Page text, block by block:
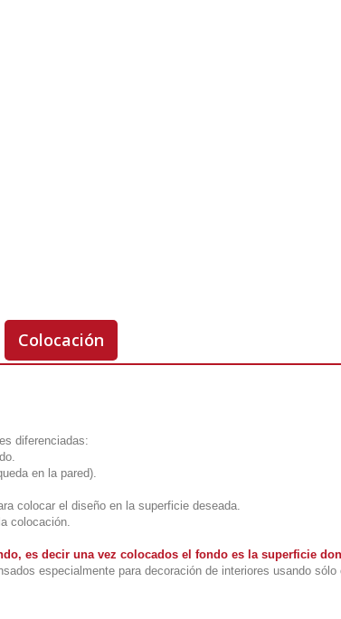
Colocación
diferenciadas:
en la pared).
colocar el diseño en la superficie deseada.
colocación.
es decir una vez colocados el fondo es la superficie
especialmente para decoración de interiores usando